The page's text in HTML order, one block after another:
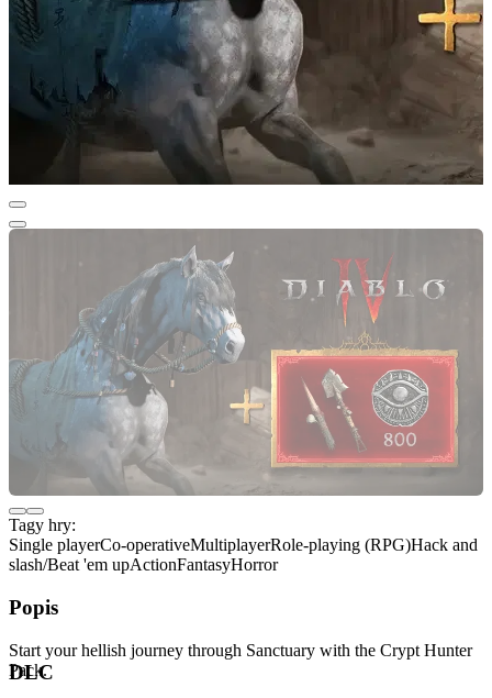
Tagy hry:
Single playerCo-operativeMultiplayerRole-playing (RPG)Hack and
slash/Beat 'em upActionFantasyHorror
Popis
Start your hellish journey through Sanctuary with the Crypt Hunter
Pack.
DLC